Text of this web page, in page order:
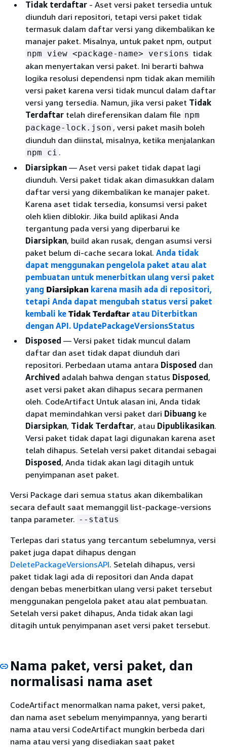
Tidak terdaftar - Aset versi paket tersedia untuk
diunduh dari repositori, tetapi versi paket tidak
termasuk dalam daftar versi yang dikembalikan ke
manajer paket. Misalnya, untuk paket npm, output
npm view <package-name> versions tidak
akan menyertakan versi paket. Ini berarti bahwa
logika resolusi dependensi npm tidak akan memilih
versi paket karena versi tidak muncul dalam daftar
versi yang tersedia. Namun, jika versi paket Tidak
Terdaftar telah direferensikan dalam file npm
package-lock.json , versi paket masih boleh
diunduh dan diinstal, misalnya, ketika menjalankan
npm ci .
Diarsipkan — Aset versi paket tidak dapat lagi
diunduh. Versi paket tidak akan dimasukkan dalam
daftar versi yang dikembalikan ke manajer paket.
Karena aset tidak tersedia, konsumsi versi paket
oleh klien diblokir. Jika build aplikasi Anda
tergantung pada versi yang diperbarui ke
Diarsipkan, build akan rusak, dengan asumsi versi
paket belum di-cache secara lokal. Anda tidak
dapat menggunakan pengelola paket atau alat
pembuatan untuk menerbitkan ulang versi paket
yang Diarsipkan karena masih ada di repositori,
tetapi Anda dapat mengubah status versi paket
kembali ke Tidak Terdaftar atau Diterbitkan
dengan API. UpdatePackageVersionsStatus
Disposed — Versi paket tidak muncul dalam
daftar dan aset tidak dapat diunduh dari
repositori. Perbedaan utama antara Disposed dan
Archived adalah bahwa dengan status Disposed,
aset versi paket akan dihapus secara permanen
oleh. CodeArtifact Untuk alasan ini, Anda tidak
dapat memindahkan versi paket dari Dibuang ke
Diarsipkan, Tidak Terdaftar, atau Dipublikasikan.
Versi paket tidak dapat lagi digunakan karena aset
telah dihapus. Setelah versi paket ditandai sebagai
Disposed, Anda tidak akan lagi ditagih untuk
penyimpanan aset paket.
Versi Package dari semua status akan dikembalikan
secara default saat memanggil list-package-versions
tanpa parameter. --status
Terlepas dari status yang tercantum sebelumnya, versi
paket juga dapat dihapus dengan
DeletePackageVersionsAPI. Setelah dihapus, versi
paket tidak lagi ada di repositori dan Anda dapat
dengan bebas menerbitkan ulang versi paket tersebut
menggunakan pengelola paket atau alat pembuatan.
Setelah versi paket dihapus, Anda tidak akan lagi
ditagih untuk penyimpanan aset versi paket tersebut.
Nama paket, versi paket, dan
normalisasi nama aset
CodeArtifact menormalkan nama paket, versi paket,
dan nama aset sebelum menyimpannya, yang berarti
nama atau versi CodeArtifact mungkin berbeda dari
nama atau versi yang disediakan saat paket